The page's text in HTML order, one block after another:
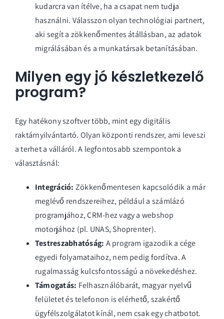
kudarcra van ítélve, ha a csapat nem tudja
használni. Válasszon olyan technológiai partnert,
aki segít a zökkenőmentes átállásban, az adatok
migrálásában és a munkatársak betanításában.
Milyen egy jó készletkezelő
program?
Egy hatékony szoftver több, mint egy digitális
raktárnyilvántartó. Olyan központi rendszer, ami leveszi
a terhet a válláról. A legfontosabb szempontok a
választásnál:
Integráció: Zökkenőmentesen kapcsolódik a már
meglévő rendszereihez, például a számlázó
programjához, CRM-hez vagy a webshop
motorjához (pl. UNAS, Shoprenter).
Testreszabhatóság: A program igazodik a cége
egyedi folyamataihoz, nem pedig fordítva. A
rugalmasság kulcsfontosságú a növekedéshez.
Támogatás: Felhasználóbarát, magyar nyelvű
felületet és telefonon is elérhető, szakértő
ügyfélszolgálatot kínál, nem csak egy chatbotot.